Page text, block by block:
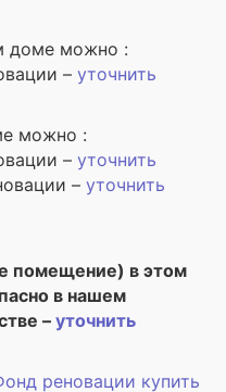
доме можно :
– уточнить
можно :
– уточнить
– уточнить
помещение) в этом
в нашем
– уточнить
реновации купить